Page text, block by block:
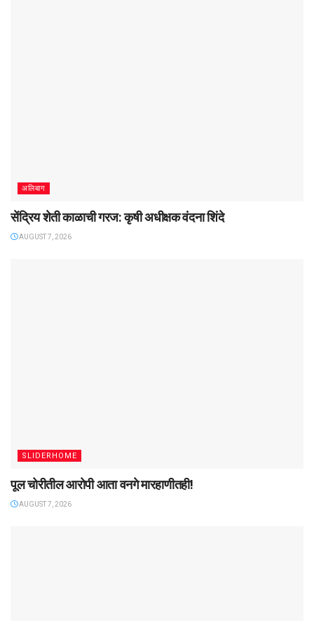
अलिबाग
सेंद्रिय शेती काळाची गरज: कृषी अधीक्षक वंदना शिंदे
AUGUST 7, 2026
SLIDERHOME
पूल चोरीतील आरोपी आता वनगे मारहाणीतही!
AUGUST 7, 2026